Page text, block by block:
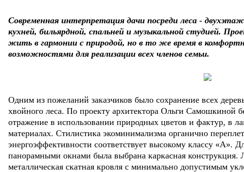
Современная интерпретация дачи посреди леса -
кухней, бильярдной, спальней и музыкальной студией.
жить в гармонии с природой, но в то же время в
возможностями для реализации всех членов семьи.
Одним из пожеланий заказчиков было сохранение всех
хвойного леса. По проекту архитектора Ольги Самошкиной
отражение в использовании природных цветов и фактур, в
материалах. Стилистика экоминимализма органично
энергоэффективности соответствует высокому классу «А».
панорамными окнами была выбрана каркасная конструкция.
металлическая скатная кровля с минимально допустимым